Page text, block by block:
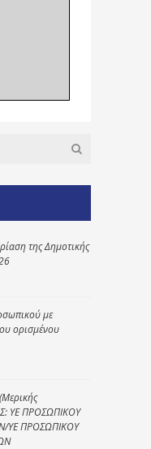
της Δημοτικής
με
ορισμένου
ΥΕ ΠΡΟΣΩΠΙΚΟΥ
ΥΕ ΠΡΟΣΩΠΙΚΟΥ